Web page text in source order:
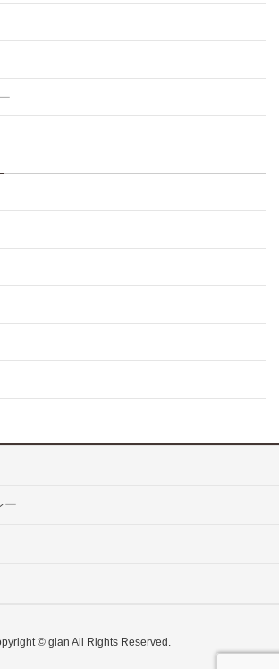
ー
© gian All Rights Reserved.